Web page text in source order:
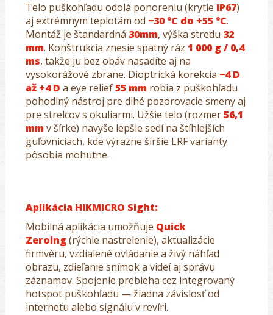
Telo puškohľadu odolá ponoreniu (krytie IP67)
aj extrémnym teplotám od −30 °C do +55 °C.
Montáž je štandardná 30mm, výška stredu 32
mm. Konštrukcia znesie spätný ráz 1 000 g / 0,4
ms, takže ju bez obáv nasadíte aj na
vysokorážové zbrane. Dioptrická korekcia −4 D
až +4 D a eye relief55 mm robia z puškohľadu
pohodlný nástroj pre dlhé pozorovacie smeny aj
pre strelcov s okuliarmi. Užšie telo (rozmer56,1
mmv šírke) navyše lepšie sedí na štíhlejších
guľovniciach, kde výrazne širšie LRF varianty
pôsobia mohutne.
Aplikácia HIKMICRO Sight:
Mobilná aplikácia umožňuje Quick
Zeroing(rýchle nastrelenie), aktualizácie
firmvéru, vzdialené ovládanie a živý náhľad
obrazu, zdieľanie snímok a videí aj správu
záznamov. Spojenie prebieha cez integrovaný
hotspot puškohľadu — žiadna závislosť od
internetu alebo signálu v revíri.